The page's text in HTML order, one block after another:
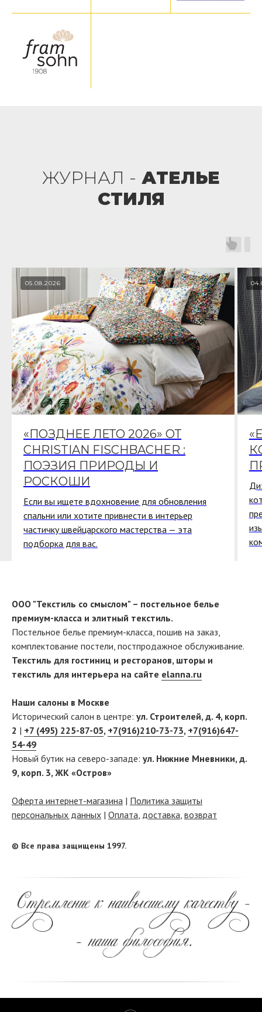
ЖУРНАЛ - АТЕЛЬЕ
СТИЛЯ
05.08.2026
«ПОЗДНЕЕ ЛЕТО 2026» ОТ
CHRISTIAN FISCHBACHER :
ПОЭЗИЯ ПРИРОДЫ И
РОСКОШИ
Если вы ищете вдохновение для обновления
спальни или хотите привнести в интерьер
частичку швейцарского мастерства — эта
подборка для вас.
ООО "Текстиль со смыслом" – постельное белье
премиум-класса и элитный текстиль.
Постельное белье премиум-класса, пошив на заказ,
комплектование постели, постпродажное обслуживание.
Текстиль для гостиниц и ресторанов, шторы и
текстиль для интерьера на сайте elanna.ru
Наши салоны в Москве
Исторический салон в центре: ул. Строителей, д. 4, корп.
2 | +7 (495) 225-87-05, +7(916)210-73-73, +7(916)647-
54-49
Новый бутик на северо-западе: ул. Нижние Мневники, д.
9, корп. 3, ЖК «Остров»
Оферта интернет-магазина | Политика защиты
персональных данных | Оплата доставка возврат
© Все права защищены 1997.